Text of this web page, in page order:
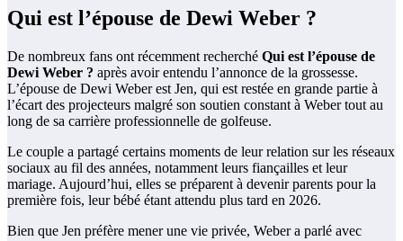
Qui est l’épouse de Dewi Weber ?
De nombreux fans ont récemment recherché Qui est l’épouse de
Dewi Weber ? après avoir entendu l’annonce de la grossesse.
L’épouse de Dewi Weber est Jen, qui est restée en grande partie à
l’écart des projecteurs malgré son soutien constant à Weber tout au
long de sa carrière professionnelle de golfeuse.
Le couple a partagé certains moments de leur relation sur les réseaux
sociaux au fil des années, notamment leurs fiançailles et leur
mariage. Aujourd’hui, elles se préparent à devenir parents pour la
première fois, leur bébé étant attendu plus tard en 2026.
Bien que Jen préfère mener une vie privée, Weber a parlé avec